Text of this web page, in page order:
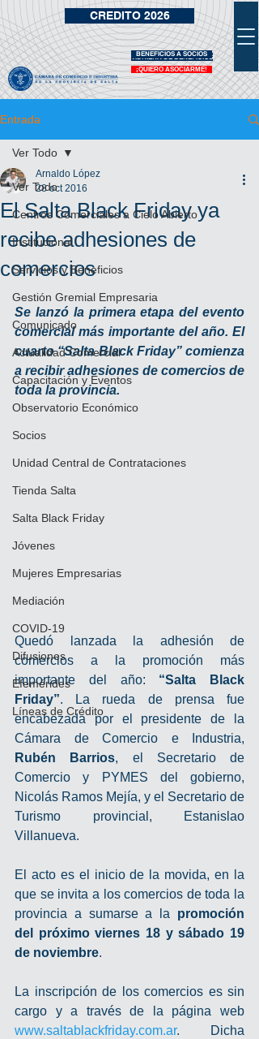
¡QUIERO ASOCIARME!
VIDRIERA DE BENEFICIOS
BENEFICIOS A SOCIOS
CREDITO 2026
Entrada
Ver Todo
Centros Comerciales a Cielo Abierto
Institucional
Servicios y Beneficios
Gestión Gremial Empresaria
Comunicado
Actualidad Comercial
Capacitación y Eventos
Observatorio Económico
Socios
Unidad Central de Contrataciones
Tienda Salta
Salta Black Friday
Jóvenes
Mujeres Empresarias
Mediación
COVID-19
Difusiones
Efemérides
Líneas de Crédito
Ver Todo
El Salta Black Friday ya
recibe adhesiones de
comercios
Arnaldo López
28 oct 2016
Se lanzó la primera etapa del evento
comercial más importante del año. El
cuarto “Salta Black Friday” comienza
a recibir adhesiones de comercios de
toda la provincia.
Quedó lanzada la adhesión de
comercios a la promoción más
importante del año: “Salta Black
Friday”. La rueda de prensa fue
encabezada por el presidente de la
Rubén Barrios, el Secretario de
Comercio y PYMES del gobierno,
Nicolás Ramos Mejía, y el Secretario de
Turismo provincial, Estanislao
Villanueva.
El acto es el inicio de la movida, en la
que se invita a los comercios de toda la
provincia a sumarse a la promoción
del próximo viernes 18 y sábado 19
de noviembre.
La inscripción de los comercios es sin
www.saltablackfriday.com.ar. Dicha